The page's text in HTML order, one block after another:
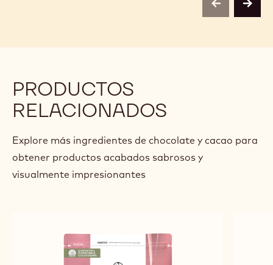
previousnext
PRODUCTOS
RELACIONADOS
Explore más ingredientes de chocolate y cacao para
obtener productos acabados sabrosos y
visualmente impresionantes